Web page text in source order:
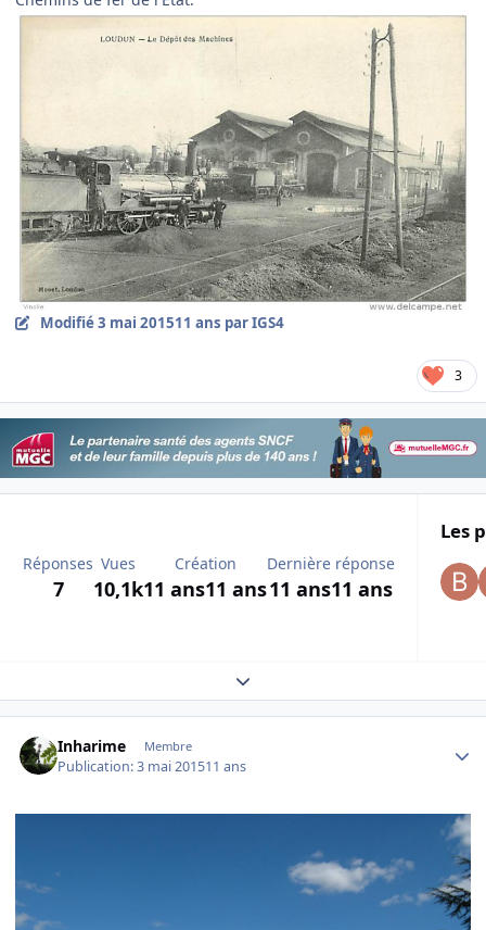
Modifié3 mai 201511 ans par IGS4
3
Réponses
7
Vues
10,1k
Création
11 ans11 ans
Dernière réponse
11 ans11 ans
Les
Expand topic overview
Inharime Membre
Publication:3 mai 201511 ans